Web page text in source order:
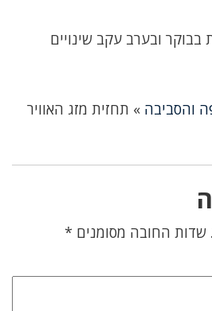
ובערב עקב שינויים
והסביבה » תחזית מזג האוויר
שדות החובה מסומנים *